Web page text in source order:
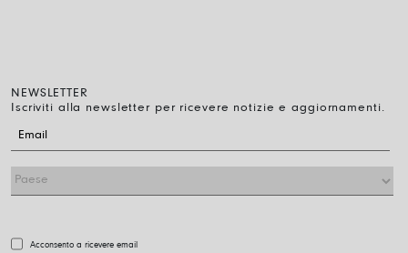
NEWSLETTER
Iscriviti alla newsletter per ricevere notizie e aggiornamenti.
Acconsento a ricevere email